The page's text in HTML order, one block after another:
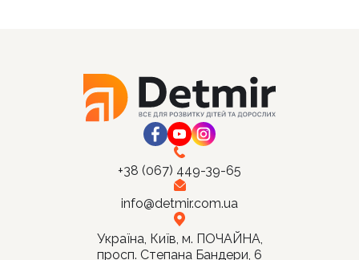
+38 (067) 449-39-65
info@detmir.com.ua
Україна, Київ, м. ПОЧАЙНА,
просп. Степана Бандери, 6